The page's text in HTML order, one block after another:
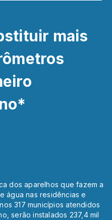
mais
dos aparelhos que fazem a
água nas residências e
317 municípios atendidos
serão instalados 237,4 mil